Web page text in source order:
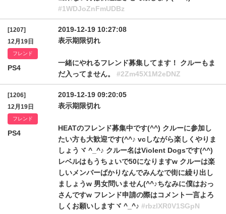
#1WDJoZnFmUDBz
[1207]
12月19日
フレンド
PS4
2019-12-19 10:27:08
表示期限切れ
一緒にやれるフレンド募集してます！ クルーもま
だ入ってません。 #2Zm45X1M2eDNZ
[1206]
12月19日
フレンド
PS4
2019-12-19 09:20:05
表示期限切れ
HEATのフレンド募集中です(^^) クルーに参加し
たい方も大歓迎です(^^♪ vcしながら楽しくやりま
しょうヾ ^_^♪ クルー名はViolent Dogsです(^^)
レベルはもうちょいで50になりますw クルーは楽
しいメンバーばかりなんでみんなで街に繰り出し
ましょうw 男女問いません(^^♪ちなみに僕はおっ
さんですw フレンド申請の際はコメント一言よろ
しくお願いしますヾ ^_^♪ #rbzlXR0V1SGpN